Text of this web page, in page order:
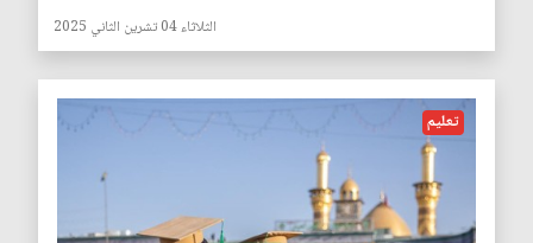
الثلاثاء 04 تشرين الثاني 2025
تعليم